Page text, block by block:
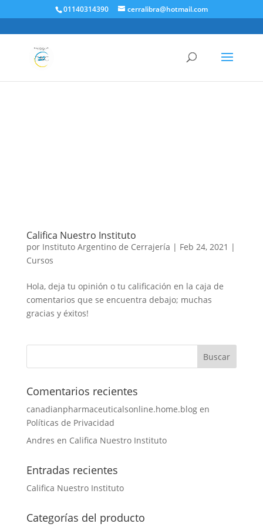
01140314390 cerralibra@hotmail.com
Califica Nuestro Instituto
por Instituto Argentino de Cerrajería | Feb 24, 2021 |
Cursos
Hola, deja tu opinión o tu calificación en la caja de
comentarios que se encuentra debajo; muchas
gracias y éxitos!
Comentarios recientes
canadianpharmaceuticalsonline.home.blogen
Políticas de Privacidad
Andres en Califica Nuestro Instituto
Entradas recientes
Califica Nuestro Instituto
Categorías del producto